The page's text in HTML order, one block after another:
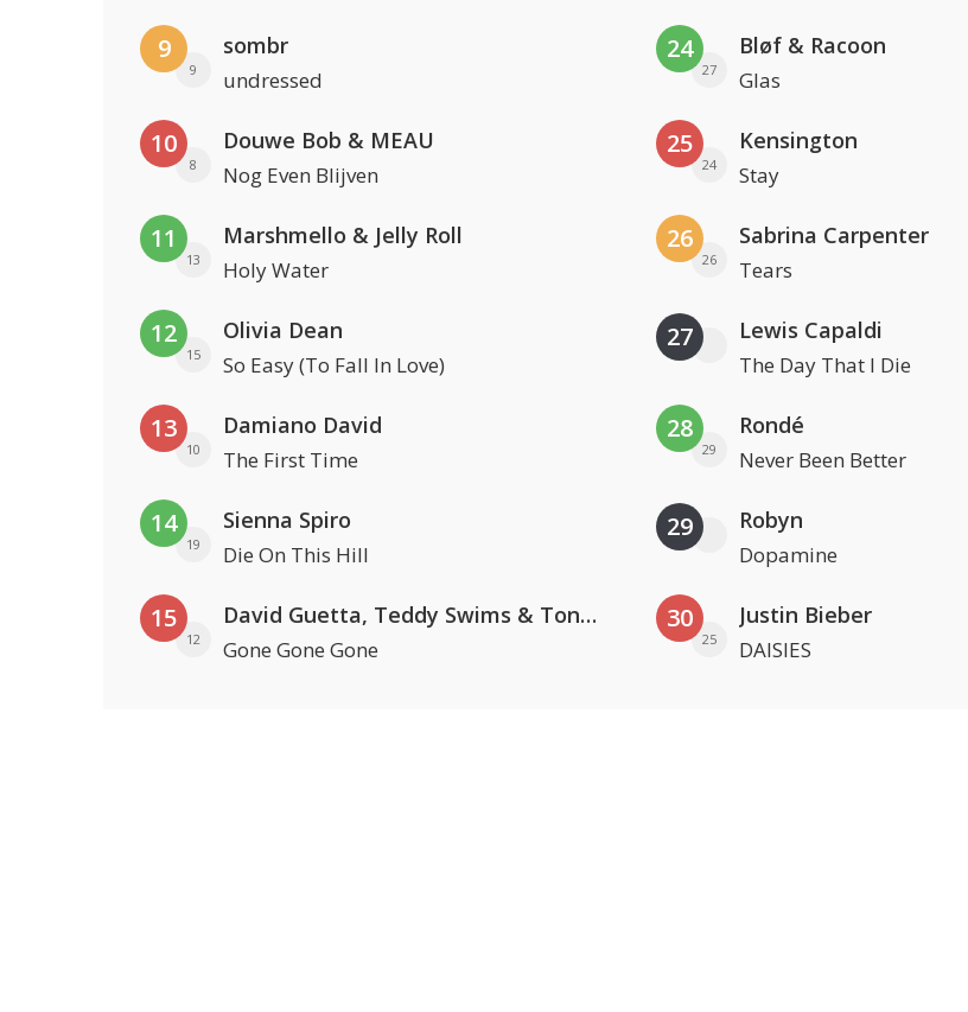
9
9
sombr
undressed
10
8
Douwe Bob & MEAU
Nog Even Blijven
11
13
Marshmello & Jelly Roll
Holy Water
12
15
Olivia Dean
So Easy (To Fall In Love)
13
10
Damiano David
The First Time
14
19
Sienna Spiro
Die On This Hill
15
12
David Guetta, Teddy Swims & Tones And I
Gone Gone Gone
24
27
Bløf & Racoon
Glas
25
24
Kensington
Stay
26
26
Sabrina Carpenter
Tears
27 Lewis Capaldi
The Day That I Die
28
29
Rondé
Never Been Better
29 Robyn
Dopamine
30
25
Justin Bieber
DAISIES